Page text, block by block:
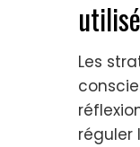
Les
réguler